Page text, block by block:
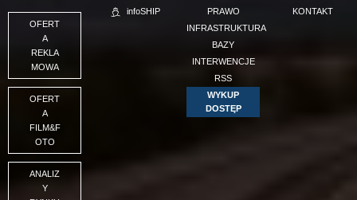
OFERT
A
REKLA
MOWA
OFERT
A
FILM&F
OTO
ANALIZ
Y
infoSHIP
PRAWO
INFRASTRUKTURA
BAZY
INTERWENCJE
RSS
WYKUP
DOSTĘP
KONTAKT